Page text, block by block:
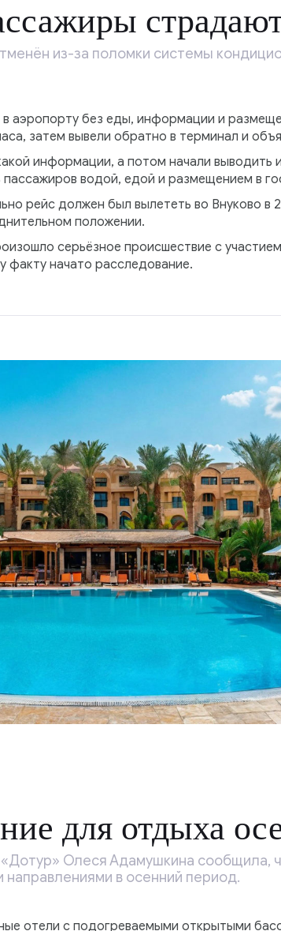
из-за поломки системы
аэропорту без еды, информации и
затем вывели обратно в терминал и
информации, а потом начали выводить
водой, едой и размещением в
рейс должен был вылететь во Внуково в
положении.
серьёзное происшествие с
факту начато расследование.
для отдыха
Олеся Адамушкина сообщила,
в осенний период.
отели с подогреваемыми открытыми